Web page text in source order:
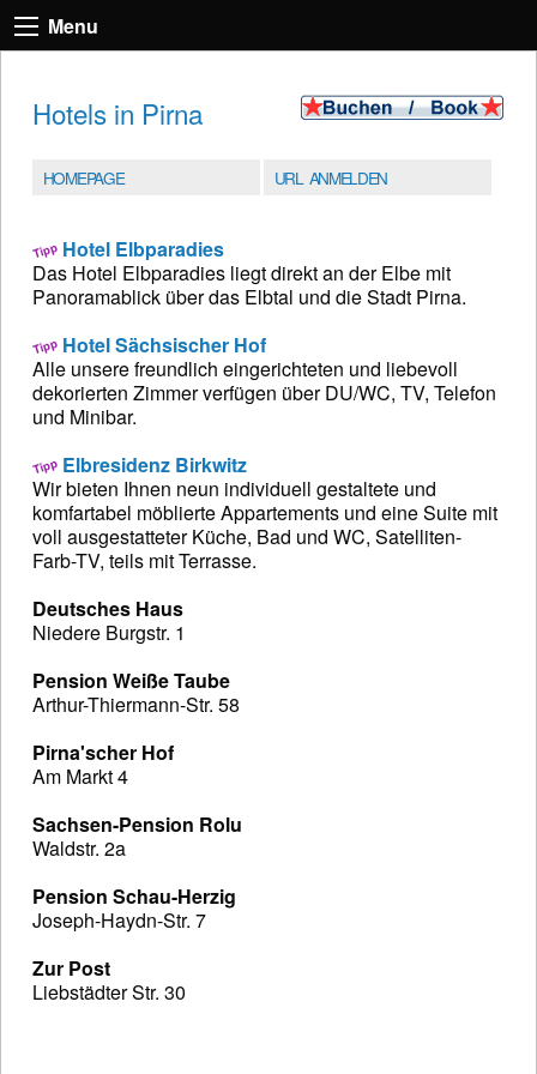
Menu
Hotels in Pirna
HOMEPAGE URL ANMELDEN
Hotel Elbparadies
Das Hotel Elbparadies liegt direkt an der Elbe mit
Panoramablick über das Elbtal und die Stadt Pirna.
Hotel Sächsischer Hof
Alle unsere freundlich eingerichteten und liebevoll
dekorierten Zimmer verfügen über DU/WC, TV, Telefon
und Minibar.
Elbresidenz Birkwitz
Wir bieten Ihnen neun individuell gestaltete und
komfartabel möblierte Appartements und eine Suite mit
voll ausgestatteter Küche, Bad und WC, Satelliten-
Farb-TV, teils mit Terrasse.
Deutsches Haus
Niedere Burgstr. 1
Pension Weiße Taube
Arthur-Thiermann-Str. 58
Pirna'scher Hof
Am Markt 4
Sachsen-Pension Rolu
Waldstr. 2a
Pension Schau-Herzig
Joseph-Haydn-Str. 7
Zur Post
Liebstädter Str. 30